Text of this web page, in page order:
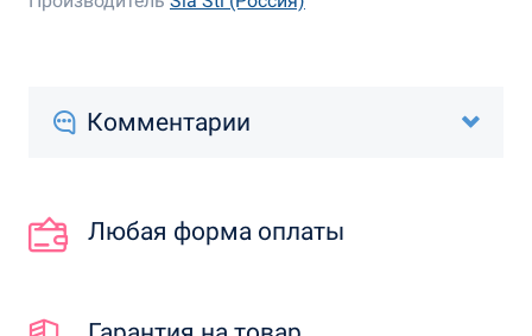
Комментарии
Любая форма оплаты